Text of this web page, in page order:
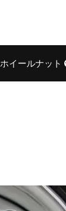
ホイールナット